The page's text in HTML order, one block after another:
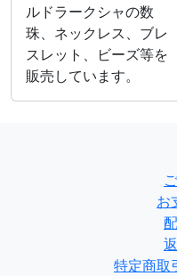
ルドラークシャの数
珠、ネックレス、ブレ
スレット、ビーズ等を
販売しています。
お
特定商取